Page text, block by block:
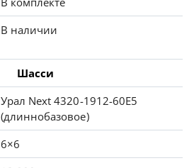
В наличии
Шасси
Урал Next 4320-1912-60Е5
(длиннобазовое)
6×6